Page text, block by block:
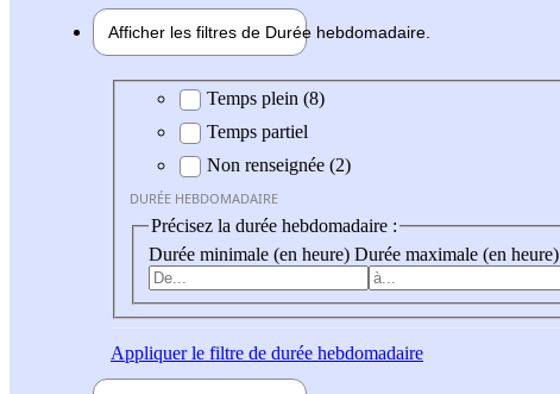
Afficher les filtres de Durée hebdomadaire
Durée hebdomadaire
Temps plein (8)
Temps partiel
Non renseignée (2)
DURÉE HEBDOMADAIRE
Précisez la durée hebdomadaire :
Durée minimale (en heure) Durée maximale (en heure)
Appliquerle filtre de durée hebdomadaire